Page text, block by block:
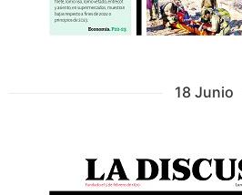
18 Junio